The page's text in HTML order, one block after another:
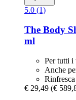
5.0 (1)
The Body
ml
Per tutti i
Anche
€ 29,49 (€